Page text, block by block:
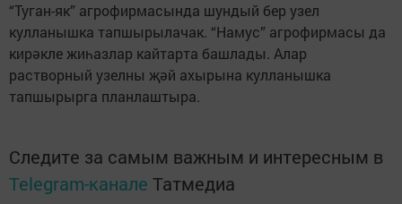
“Туган-як” агрофирмасында шундый бер узел
кулланышка тапшырылачак. “Намус” агрофирмасы да
кирәкле жиһазлар кайтарта башлады. Алар
растворный узелны җәй ахырына кулланышка
тапшырырга планлаштыра.
Следите за самым важным и интересным в
Telegram-канале Татмедиа